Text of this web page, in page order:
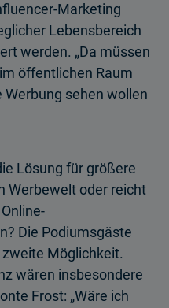
Marketing
Lebensbereich
werden. „Da müssen
öffentlichen Raum
sehen wollen
Lösung für größere
Werbewelt oder reicht
Die Podiumsgäste
Möglichkeit.
wären insbesondere
Frost: „Wäre ich